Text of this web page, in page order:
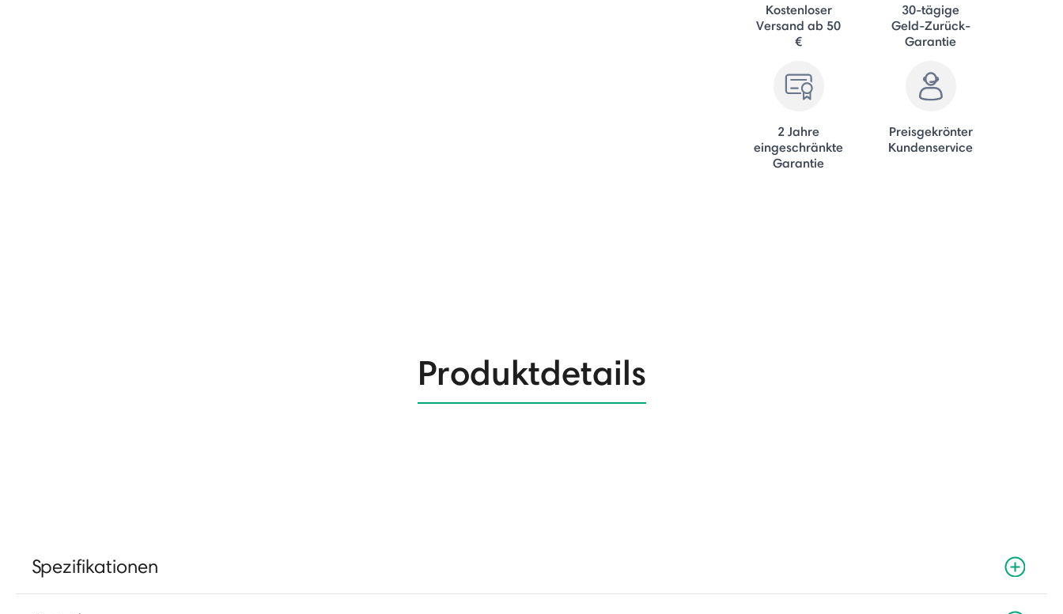
Kostenloser
Versand ab 50
€
30-tägige
Geld-Zurück-
Garantie
2 Jahre
eingeschränkte
Garantie
Preisgekrönter
Kundenservice
Produktdetails
Spezifikationen